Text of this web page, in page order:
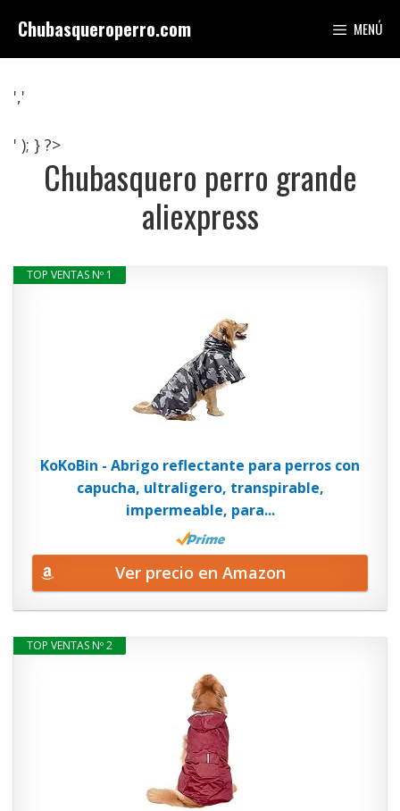
contenido
Chubasqueroperro.com MENÚ
','
' ); } ?>
Chubasquero perro grande
aliexpress
TOP VENTAS Nº 1
KoKoBin - Abrigo reflectante para perros con
capucha, ultraligero, transpirable,
impermeable, para...
Ver precio en Amazon
TOP VENTAS Nº 2